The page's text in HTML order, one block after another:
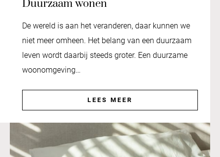
Duurzaam wonen
De wereld is aan het veranderen, daar kunnen we
niet meer omheen. Het belang van een duurzaam
leven wordt daarbij steeds groter. Een duurzame
woonomgeving…
LEES MEER